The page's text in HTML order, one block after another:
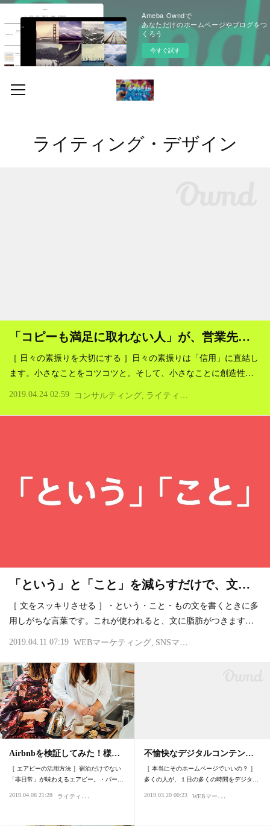
Ameba Owndで
あなただけのホームページやブログをつ
くろう
今すぐ試す
ライティング・デザイン
「コピーも満足に取れない人」が、営業先…
［ 日々の素振りを大切にする ］日々の素振りは「信用」に直結し
ます。小さなことをコツコツと。そして、小さなことに創造性…
2019.04.24 02:59 コンサルティング ライティング・デザイン
「という」と「こと」を減らすだけで、文…
［ 文をスッキリさせる ］・という・こと・もの文を書くときに多
用しがちな言葉です。これが使われると、文に脂肪がつきます…
2019.04.11 07:19 WEBマーケティング SNSマーケティング
Airbnbを検証してみた！様…
［ エアビーの活用方法 ］宿泊だけでない
「非日常」が味わえるエアビー。・パー…
2019.04.08 21:28 ラ
イティング・デザイン 価値観 癒しを求めて
不愉快なデジタルコンテン…
［ 本当にそのホームページでいいの？ ］
多くの人が、１日の多くの時間をデジタ…
2019.03.20 00:23 W
EBマーケティング